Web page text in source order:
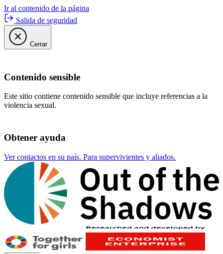
Ir al contenido de la página
Salida de seguridad
Cerrar
Contenido sensible
Este sitio contiene contenido sensible que incluye referencias a la
violencia sexual.
Obtener ayuda
Ver contactos en su país. Para supervivientes y aliados.